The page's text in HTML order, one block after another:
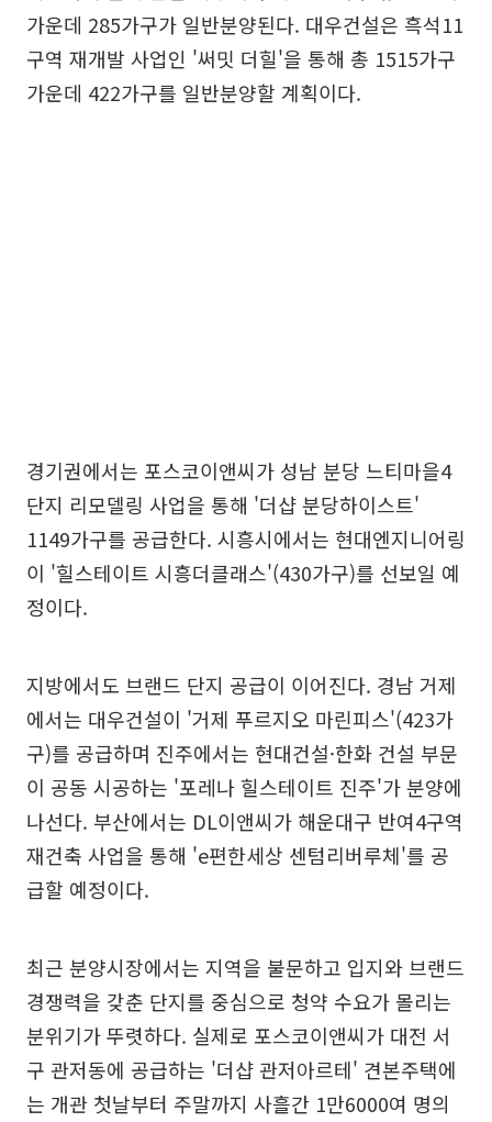
가운데 285가구가 일반분양된다. 대우건설은 흑석11
구역 재개발 사업인 '써밋 더힐'을 통해 총 1515가구
가운데 422가구를 일반분양할 계획이다.
경기권에서는 포스코이앤씨가 성남 분당 느티마을4
단지 리모델링 사업을 통해 '더샵 분당하이스트'
1149가구를 공급한다. 시흥시에서는 현대엔지니어링
이 '힐스테이트 시흥더클래스'(430가구)를 선보일 예
정이다.
지방에서도 브랜드 단지 공급이 이어진다. 경남 거제
에서는 대우건설이 '거제 푸르지오 마린피스'(423가
구)를 공급하며 진주에서는 현대건설·한화 건설 부문
이 공동 시공하는 '포레나 힐스테이트 진주'가 분양에
나선다. 부산에서는 DL이앤씨가 해운대구 반여4구역
재건축 사업을 통해 'e편한세상 센텀리버루체'를 공
급할 예정이다.
최근 분양시장에서는 지역을 불문하고 입지와 브랜드
경쟁력을 갖춘 단지를 중심으로 청약 수요가 몰리는
분위기가 뚜렷하다. 실제로 포스코이앤씨가 대전 서
구 관저동에 공급하는 '더샵 관저아르테' 견본주택에
는 개관 첫날부터 주말까지 사흘간 1만6000여 명의